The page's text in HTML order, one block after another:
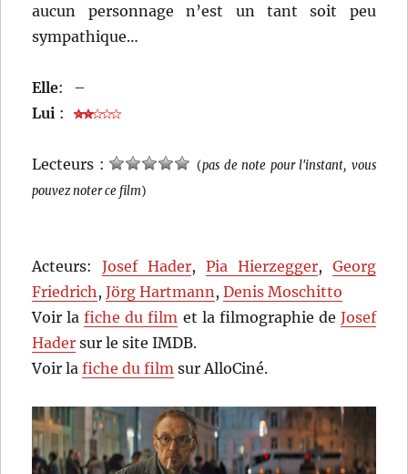
aucun personnage n’est un tant soit peu
sympathique…
Elle:
–
Lui :
Lecteurs : (pas de note pour l'instant, vous
pouvez noter ce film)
Acteurs:Josef Hader, Pia Hierzegger, Georg
Friedrich ,Jörg Hartmann ,Denis Moschitto
Voir lafiche du film et la filmographie de Josef
Hader sur le site IMDB.
Voir lafiche du film sur AlloCiné.